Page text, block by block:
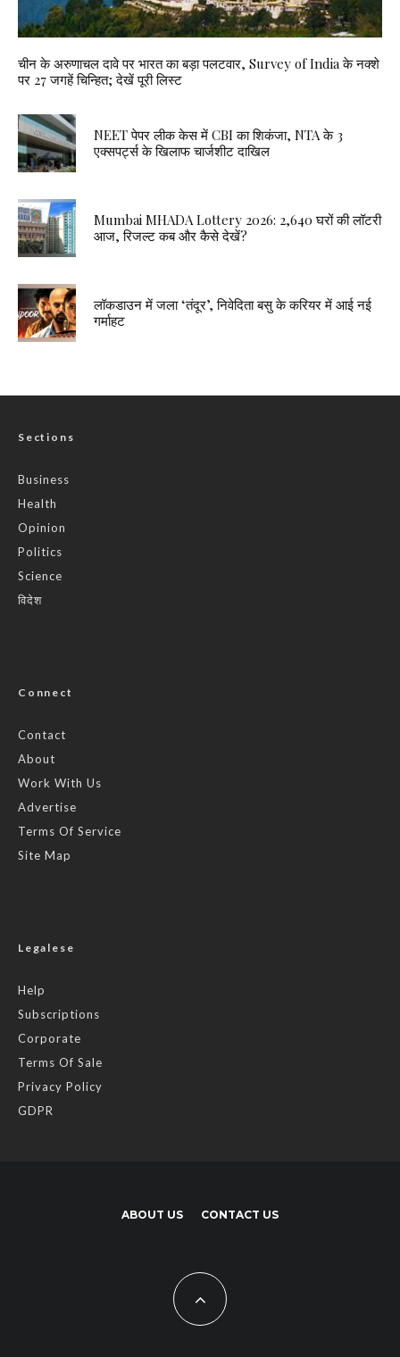
चीन के अरुणाचल दावे पर भारत का बड़ा पलटवार, Survey of India के नक्शे
पर 27 जगहें चिन्हित; देखें पूरी लिस्ट
NEET पेपर लीक केस में CBI का शिकंजा, NTA के 3
एक्सपर्ट्स के खिलाफ चार्जशीट दाखिल
Mumbai MHADA Lottery 2026: 2,640 घरों की लॉटरी
आज, रिजल्ट कब और कैसे देखें?
लॉकडाउन में जला ‘तंदूर’, निवेदिता बसु के करियर में आई नई
गर्माहट
Sections
Business
Health
Opinion
Politics
Science
विदेश
Connect
Contact
About
Work With Us
Advertise
Terms Of Service
Site Map
Legalese
Help
Subscriptions
Corporate
Terms Of Sale
Privacy Policy
GDPR
ABOUT US CONTACT US